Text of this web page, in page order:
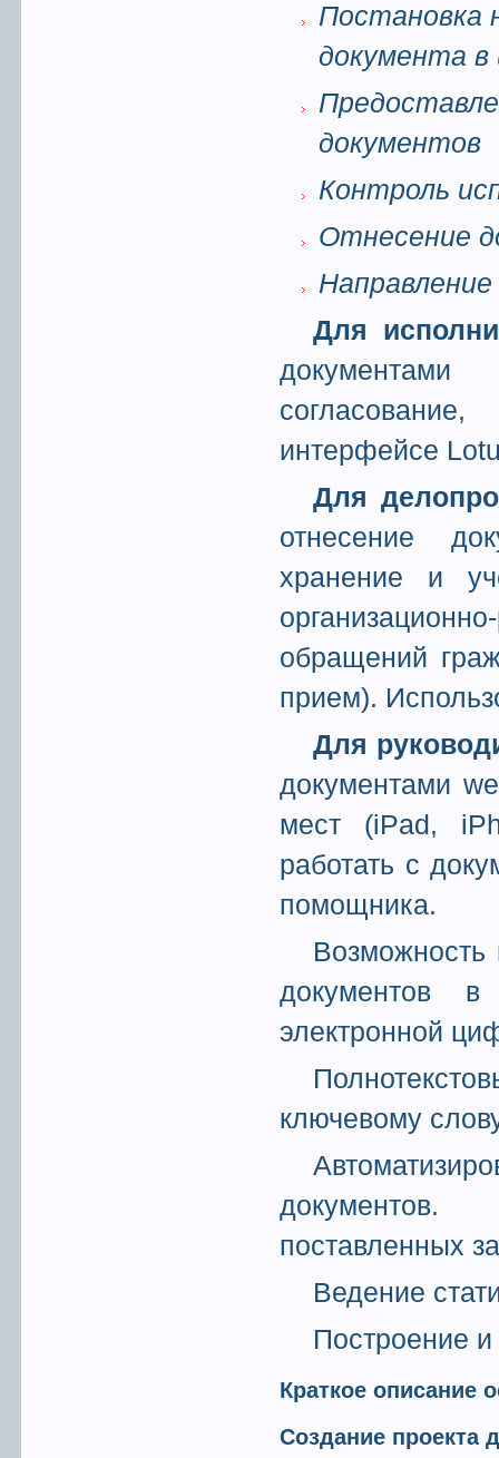
Постановка
документа в
документов
Контроль
Отнесение
Для
интерфейсе
Для
отнесение
хранение и
обращений
прием).
Для
документами
мест (iPad,
работать с
помощника.
Возможность
документов
электронной
ключевому
поставленных
Ведение
Построение
Краткое описание
Создание проекта